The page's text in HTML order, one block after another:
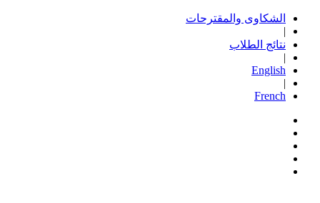
الشكاوى والمقترحات
|
نتائج الطلاب
|
English
|
French